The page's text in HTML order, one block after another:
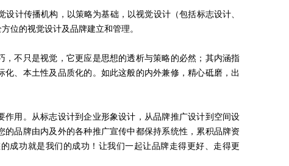
计传播机构，以策略为基础，以视觉设计（包括标志设计、
位的视觉设计及品牌建立和管理。
不只是视觉，它更应是思想的透析与策略的必然；其内涵指
、本土性及品质化的。如此这般的内外兼修，精心砥磨，出
用。从标志设计到企业形象设计，从品牌推广设计到空间设
品牌由内及外的各种推广宣传中都保持系统性，累积品牌资
成功就是我们的成功！让我们一起让品牌走得更好、走得更